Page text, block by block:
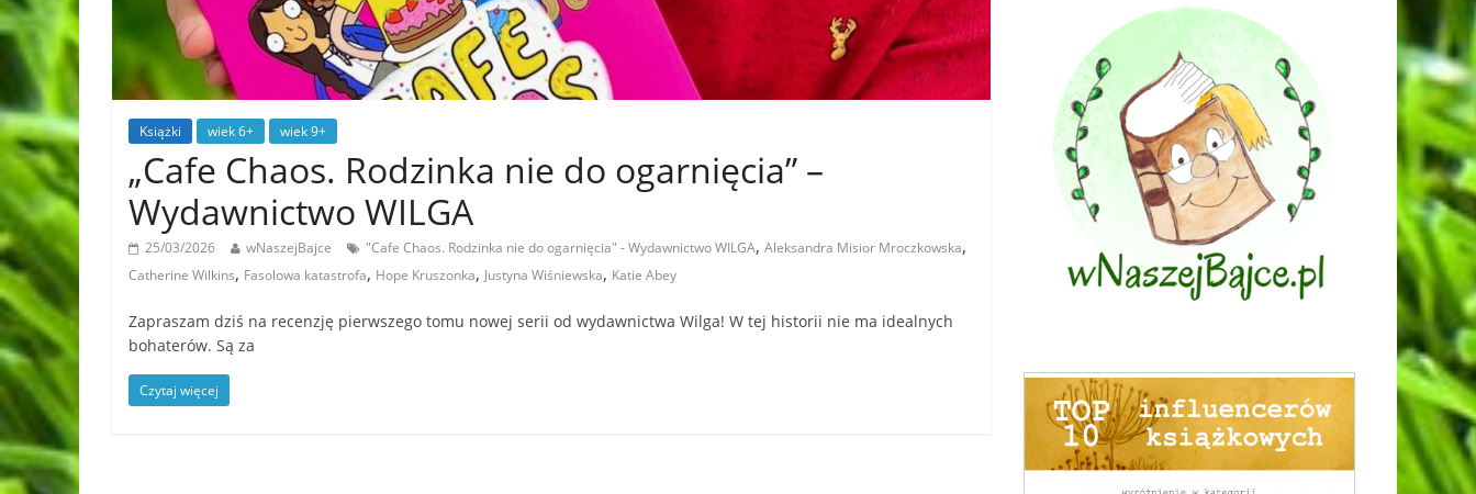
Książki wiek 6+ wiek 9+
„Cafe Chaos. Rodzinka nie do ogarnięcia” –
Wydawnictwo WILGA
25/03/2026 wNaszejBajce "Cafe Chaos. Rodzinka nie do ogarnięcia" - Wydawnictwo WILGA, Aleksandra Misior Mroczkowska,
Catherine Wilkins, Fasolowa katastrofa, Hope Kruszonka, Justyna Wiśniewska, Katie Abey
Zapraszam dziś na recenzję pierwszego tomu nowej serii od wydawnictwa Wilga! W tej historii nie ma idealnych
bohaterów. Są za
Czytaj więcej